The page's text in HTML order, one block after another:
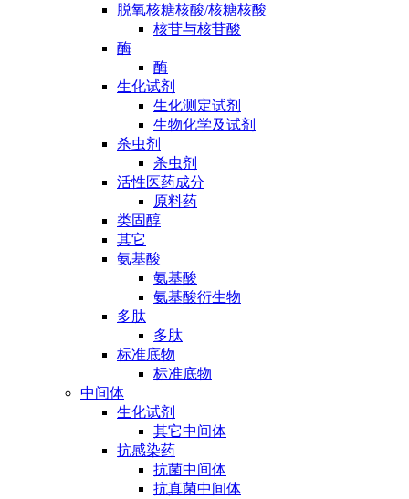
脱氧核糖核酸/核糖核酸
核苷与核苷酸
酶
酶
生化试剂
生化测定试剂
生物化学及试剂
杀虫剂
杀虫剂
活性医药成分
原料药
类固醇
其它
氨基酸
氨基酸
氨基酸衍生物
多肽
多肽
标准底物
标准底物
中间体
生化试剂
其它中间体
抗感染药
抗菌中间体
抗真菌中间体